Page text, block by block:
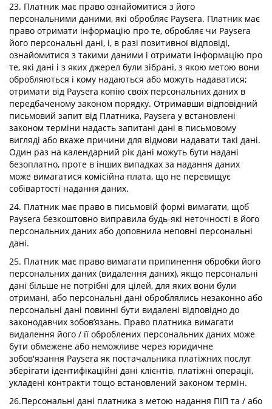
23. Платник має право ознайомитися з його
персональними даними, які обробляє Paysera. Платник має
право отримати інформацію про те, обробляє чи Paysera
його персональні дані, і, в разі позитивної відповіді,
ознайомитися з такими даними і отримати інформацію про
те, які дані і з яких джерел були зібрані, з якою метою вони
обробляються і кому надаються або можуть надаватися;
отримати від Paysera копію своїх персональних даних в
передбаченому законом порядку. Отримавши відповідний
письмовий запит від Платника, Paysera у встановлені
законом терміни надасть запитані дані в письмовому
вигляді або вкаже причини для відмови надавати такі дані.
Один раз на календарний рік дані можуть бути надані
безоплатно, проте в інших випадках за надання даних
може вимагатися комісійна плата, що не перевищує
собівартості надання даних.
24. Платник має право в письмовій формі вимагати, щоб
Paysera безкоштовно виправила будь-які неточності в його
персональних даних або доповнила неповні персональні
дані.
25. Платник має право вимагати припинення обробки його
персональних даних (видалення даних), якщо персональні
дані більше не потрібні для цілей, для яких вони були
отримані, або персональні дані оброблялись незаконно або
персональні дані повинні бути видалені відповідно до
законодавчих зобов’язань. Право платника вимагати
видалення його / її оброблених персональних даних може
бути обмежене або неможливе через юридичне
зобов'язання Paysera як постачальника платіжних послуг
зберігати ідентифікаційні дані клієнтів, платіжні операції,
укладені контракти тощо встановлений законом термін.
26.Персональні дані платника з метою надання ПІП та / або